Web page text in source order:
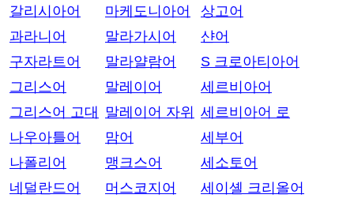
갈리시아어
과라니어
구자라트어
그리스어
그리스어 고대
나우아틀어
나폴리어
네덜란드어
마케도니아어
말라가시어
말라얄람어
말레이어
말레이어 자위
맘어
맹크스어
머스코지어
상고어
샨어
S 크로아티아어
세르비아어
세르비아어 로
세부어
세소토어
세이셸 크리올어